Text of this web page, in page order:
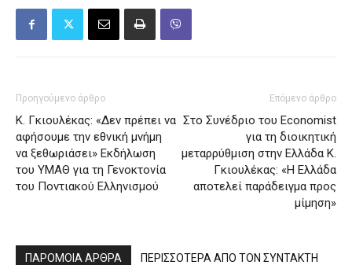
Προηγούμενο άρθρο
Κ. Γκιουλέκας: «Δεν πρέπει να
αφήσουμε την εθνική μνήμη
να ξεθωριάσει» Εκδήλωση
του ΥΜΑΘ για τη Γενοκτονία
του Ποντιακού Ελληνισμού
Επόμενο άρθρο
Στο Συνέδριο του Economist
για τη διοικητική
μεταρρύθμιση στην Ελλάδα Κ.
Γκιουλέκας: «Η Ελλάδα
αποτελεί παράδειγμα προς
μίμηση»
ΠΑΡΟΜΟΙΑ ΑΡΘΡΑ ΠΕΡΙΣΣΟΤΕΡΑ ΑΠΟ ΤΟΝ ΣΥΝΤΑΚΤΗ